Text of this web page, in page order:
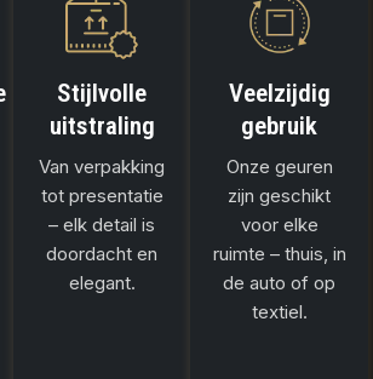
Stijlvolle
uitstraling
Van verpakking
tot presentatie
– elk detail is
doordacht en
elegant.
Veelzijdig
gebruik
Onze geuren
zijn geschikt
voor elke
ruimte – thuis, in
de auto of op
textiel.